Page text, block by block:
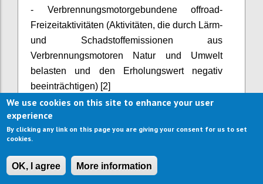
- Verbrennungsmotorgebundene offroad-
Freizeitaktivitäten (Aktivitäten, die durch Lärm-
und Schadstoffemissionen aus
Verbrennungsmotoren Natur und Umwelt
belasten und den Erholungswert negativ
beeinträchtigen) [2]
· Ökosystem-sensible Aktivitäten
· (Aktivitäten, welche durch Betritt, Lärm,
Entnahme zu kommerziellen Zwecken o.ä.
Flora und Fauna stark negativ beeinträchtigen
oder gefährden)
We use cookies on this site to enhance your user
experience
By clicking any link on this page you are giving your consent for us to set
cookies.
OK, I agree More information